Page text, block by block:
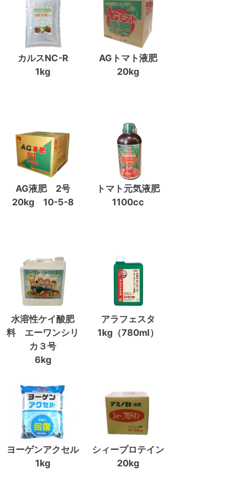
カルスNC-R
1kg
AGトマト液肥
20kg
AG液肥 2号
20kg 10-5-8
トマト元気液肥
1100cc
水溶性ケイ酸肥
料 エーワンシリ
カ３号
6kg
アラフェスタ
1kg（780ml）
ヨーゲンアクセル
1kg
シィープロテイン
20kg